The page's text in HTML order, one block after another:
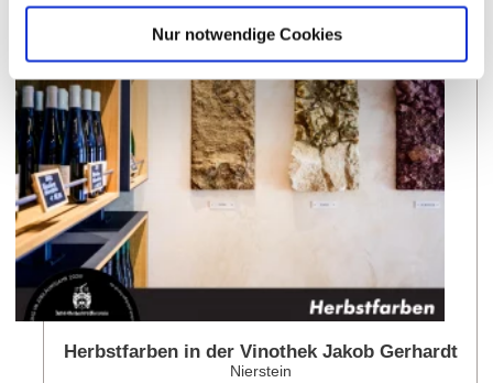
Nur notwendige Cookies
Herbstfarben in der Vinothek Jakob Gerhardt
Nierstein